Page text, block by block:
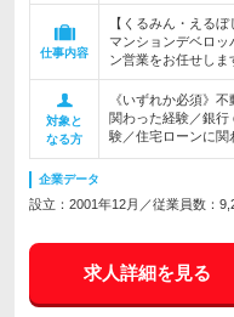
仕事内容
【くるみん・える
マンションデベロ
ン営業をお任せしま
対象と
なる方
《いずれか必須》
関わった経験／銀行
験／住宅ローンに関
企業データ
設立：2001年12月／従業員数：
求人詳細を見る